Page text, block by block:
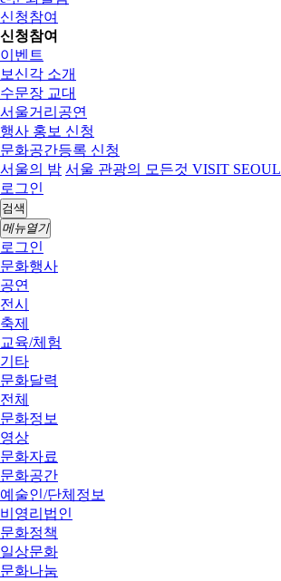
신청참여
신청참여
이벤트
보신각 소개
수문장 교대
서울거리공연
행사 홍보 신청
문화공간등록 신청
서울의 밤 서울 관광의 모든것 VISIT SEOUL
로그인
검색
메뉴열기
로그인
문화행사
공연
전시
축제
교육/체험
기타
문화달력
전체
문화정보
영상
문화자료
문화공간
예술인/단체정보
비영리법인
문화정책
일상문화
문화나눔